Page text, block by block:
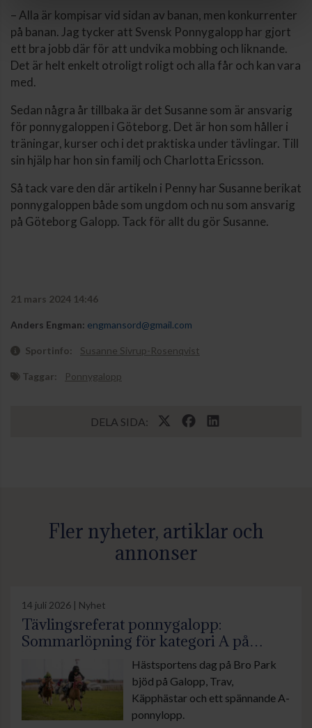
– Alla är kompisar vid sidan av banan, men konkurrenter
på banan. Jag tycker att Svensk Ponnygalopp har gjort
ett bra jobb där för att undvika mobbing och liknande.
Det är helt enkelt otroligt roligt och alla får och kan vara
med.
Sedan några år tillbaka är det Susanne som är ansvarig
för ponnygaloppen i Göteborg. Det är hon som håller i
träningar, kurser och i det praktiska under tävlingar. Till
sin hjälp har hon sin familj och Charlotta Ericsson.
Så tack vare den där artikeln i Penny har Susanne berikat
ponnygaloppen både som ungdom och nu som ansvarig
på Göteborg Galopp. Tack för allt du gör Susanne.
21 mars 2024 14:46
Anders Engman: engmansord@gmail.com
Sportinfo: Susanne Sivrup-Rosenqvist
Taggar: Ponnygalopp
DELA SIDA:
Fler nyheter, artiklar och
annonser
14 juli 2026 | Nyhet
Tävlingsreferat ponnygalopp:
Sommarlöpning för kategori A på
Hästsportens DagHästsportens dag på Bro Park
bjöd på Galopp, Trav,
Käpphästar och ett spännande A-
ponnylopp.